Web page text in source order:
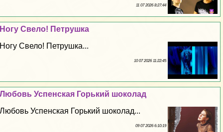
11 07 2026 8:27:44
Ногу Свело! Петрушка
Ногу Свело! Петрушка...
10 07 2026 11:22:45
Любовь Успенская Горький шоколад
Любовь Успенская Горький шоколад...
09 07 2026 6:10:19